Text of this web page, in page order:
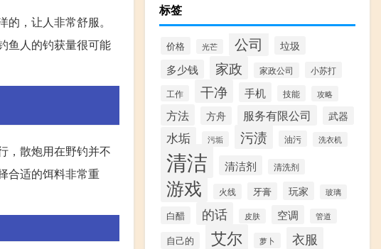
，让人非常舒服。
鱼人的钓获量很可能
，散炮用在野钓并不
合适的饵料非常重
标签
价格 光芒 公司 垃圾
多少钱 家政 家政公司
小苏打
工作
干净 手机 技能 攻略
方法 方舟 服务有限公司 武器
水垢 污垢 污渍 油污 洗衣机
清洁 清洁剂 清洗剂
游戏 火线 牙膏 玩家 玻璃
白醋 的话 皮肤 空调 管道
自己的 艾尔 萝卜 衣服